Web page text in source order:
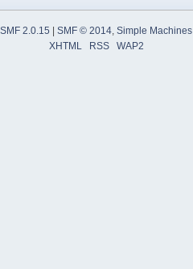
SMF 2.0.15 SMF © 2014 Simple Machines
XHTML
RSS WAP2